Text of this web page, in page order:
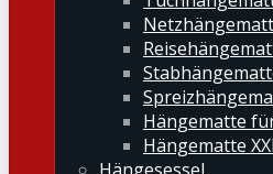
Hängematte
Hängematte